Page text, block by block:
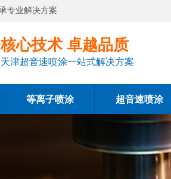
专业解决方案
核心技术 卓越品质
天津超音速喷涂一站式解决方案
等离子喷涂 超音速喷涂